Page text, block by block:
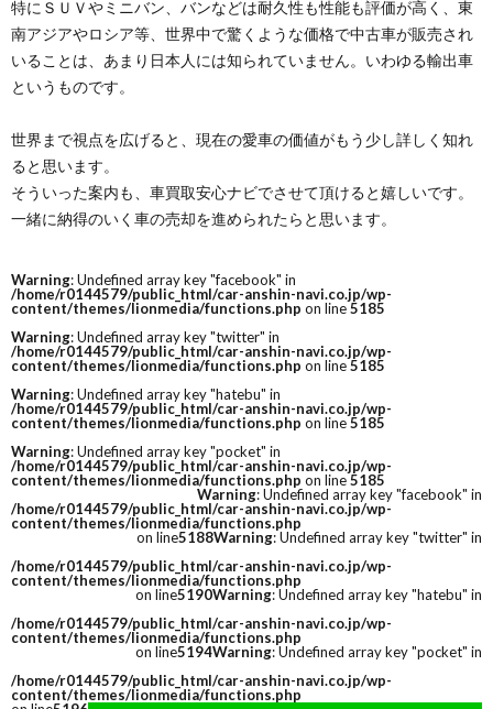
特にＳＵＶやミニバン、バンなどは耐久性も性能も評価が高く、東
南アジアやロシア等、世界中で驚くような価格で中古車が販売され
いることは、あまり日本人には知られていません。いわゆる輸出車
というものです。
世界まで視点を広げると、現在の愛車の価値がもう少し詳しく知れ
ると思います。
そういった案内も、車買取安心ナビでさせて頂けると嬉しいです。
一緒に納得のいく車の売却を進められたらと思います。
Warning: Undefined array key "facebook" in
/home/r0144579/public_html/car-anshin-navi.co.jp/wp-
content/themes/lionmedia/functions.php on line5185
Warning: Undefined array key "twitter" in
/home/r0144579/public_html/car-anshin-navi.co.jp/wp-
content/themes/lionmedia/functions.php on line5185
Warning: Undefined array key "hatebu" in
/home/r0144579/public_html/car-anshin-navi.co.jp/wp-
content/themes/lionmedia/functions.php on line5185
Warning: Undefined array key "pocket" in
/home/r0144579/public_html/car-anshin-navi.co.jp/wp-
content/themes/lionmedia/functions.php on line5185
Warning: Undefined array key "facebook" in
/home/r0144579/public_html/car-anshin-navi.co.jp/wp-
content/themes/lionmedia/functions.php
on line5188Warning: Undefined array key "twitter" in
/home/r0144579/public_html/car-anshin-navi.co.jp/wp-
content/themes/lionmedia/functions.php
on line5190Warning: Undefined array key "hatebu" in
/home/r0144579/public_html/car-anshin-navi.co.jp/wp-
content/themes/lionmedia/functions.php
on line5194Warning: Undefined array key "pocket" in
/home/r0144579/public_html/car-anshin-navi.co.jp/wp-
content/themes/lionmedia/functions.php